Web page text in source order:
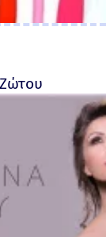
Ροσέτος
Ζώτου